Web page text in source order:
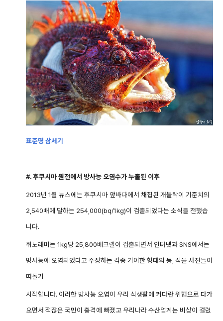
표준명 삼세기
#. 후쿠시마 원전에서 방사능 오염수가 누출된 이후
2013년 1월 뉴스에는 후쿠시마 앞바다에서 채집된 개볼락이 기준치의
2,540배에 달하는 254,000(bq/1kg)이 검출되었다는 소식을 전했습
니다.
쥐노래미는 1kg당 25,800베크렐이 검출되면서 인터넷과 SNS에서는
방사능에 오염되었다고 주장하는 각종 기이한 형태의 동, 식물 사진들이
떠돌기
시작합니다. 이러한 방사능 오염이 우리 식생활에 커다란 위협으로 다가
오면서 적잖은 국민이 충격에 빠졌고 우리나라 수산업계는 비상이 걸렸